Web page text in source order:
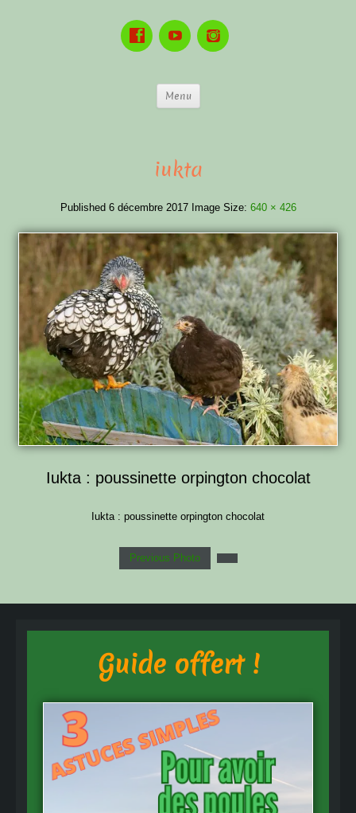
Menu
iukta
Published 6 décembre 2017 Image Size: 640 × 426
Iukta : poussinette orpington chocolat
Iukta : poussinette orpington chocolat
Previous Photo
Guide offert !